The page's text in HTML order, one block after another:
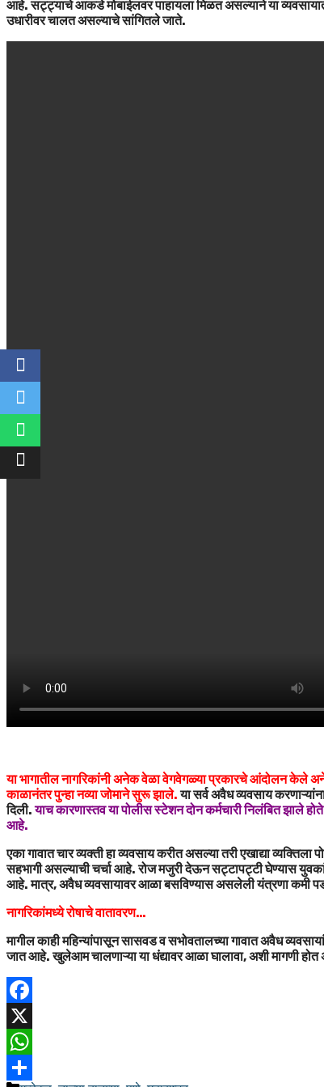
आहे. सट्ट्याचे आकडे मोबाईलवर पाहायला मिळत असल्याने या
उधारीवर चालत असल्याचे सांगितले जाते.
या भागातील नागरिकांनी अनेक वेळा वेगवेगळ्या प्रकारचे आंदोलन केले
काळानंतर पुन्हा नव्या जोमाने सुरू झाले.या सर्व अवैध व्यवसाय
दिली.याच कारणास्तव या पोलीस स्टेशन दोन कर्मचारी निलंबित झाले
आहे.
एका गावात चार व्यक्ती हा व्यवसाय करीत असल्या तरी एखाद्या
सहभागी असल्याची चर्चा आहे. रोज मजुरी देऊन सट्टापट्टी घेण्यास
आहे. मात्र, अवैध व्यवसायावर आळा बसविण्यास असलेली यंत्रणा कमी
नागरिकांमध्ये रोषाचे वातावरण…
मागील काही महिन्यांपासून सासवड व सभोवतालच्या गावात अवैध
जात आहे. खुलेआम चालणाऱ्या या धंद्यावर आळा घालावा, अशी मागणी
Facebook
X
WhatsApp